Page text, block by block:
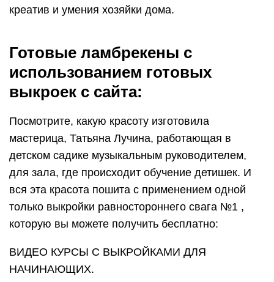
креатив и умения хозяйки дома.
Готовые ламбрекены с
использованием готовых
выкроек с сайта:
Посмотрите, какую красоту изготовила
мастерица, Татьяна Лучина, работающая в
детском садике музыкальным руководителем,
для зала, где происходит обучение детишек. И
вся эта красота пошита с применением одной
только выкройки равностороннего свага №1 ,
которую вы можете получить бесплатно:
ВИДЕО КУРСЫ С ВЫКРОЙКАМИ ДЛЯ
НАЧИНАЮЩИХ.